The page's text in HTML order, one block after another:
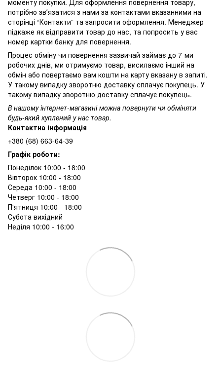
потрібно звʼязатися з нами за контактами вказанними на
сторінці “Контакти” та запросити оформлення. Менеджер
підкаже як відправити товар до нас, та попросить у вас
номер картки банку для повернення.
Процес обміну чи повернення зазвичай займає до 7-ми
робочих днів, ми отримуємо товар, висилаємо інший на
обмін або повертаємо вам кошти на карту вказану в запиті.
У такому випадку зворотню доставку сплачує покупець. У
такому випадку зворотню доставку сплачує покупець.
В нашому інтернет-магазині можна повернути чи обміняти
будь-який куплений у нас товар.
Контактна інформація
+380 (68) 663-64-39
Графік роботи:
Понеділок 10:00 - 18:00
Вівторок 10:00 - 18:00
Середа 10:00 - 18:00
Четверг 10:00 - 18:00
П'ятниця 10:00 - 18:00
Субота вихідний
Неділя 10:00 - 16:00